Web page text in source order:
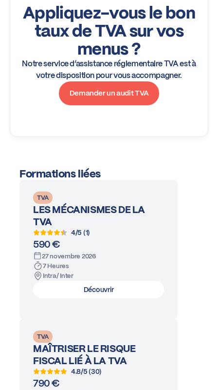
Formations liées
TVA
LES MÉCANISMES DE LA
TVA
4/5 (1)
590 €
27 novembre 2026
7 Heures
Intra/ Inter
Découvrir
TVA
MAÎTRISER LE RISQUE
FISCAL LIÉ À LA TVA
4.8/5 (30)
790 €
Appliquez-vous le bon
taux de TVA sur vos
menus ?
Notre service d’assistance réglementaire TVA est à
votre disposition pour vous accompagner.
Demander un audit TVA